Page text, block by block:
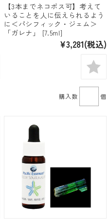
【3本までネコポス可】考えて
いることを人に伝えられるよう
に＜パシフィック・ジェム＞
「ガレナ」 [7.5ml]
¥3,281(税込)
購入数 個